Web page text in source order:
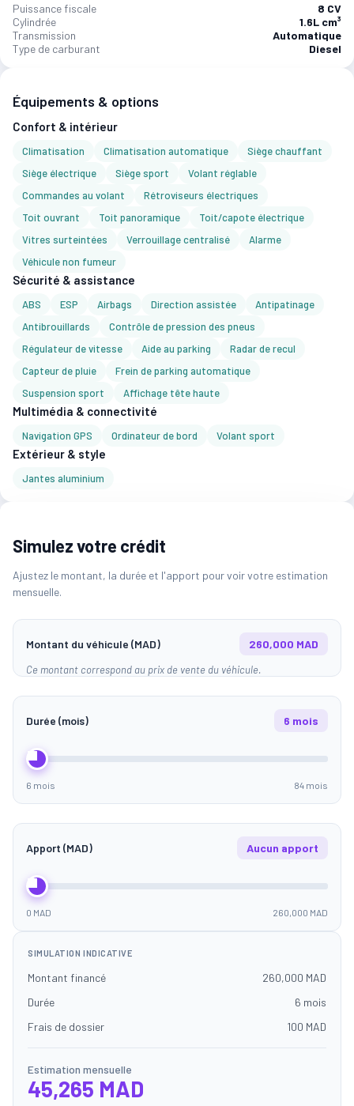
Puissance fiscale
8 CV
Cylindrée
1.6L cm³
Transmission
Automatique
Type de carburant
Diesel
Équipements & options
Confort & intérieur
Climatisation Climatisation automatique
Siège chauffant
Siège électrique
Siège sport
Volant réglable
Commandes au volant
Rétroviseurs électriques
Toit ouvrant
Toit panoramique
Toit/capote électrique
Vitres surteintées
Verrouillage centralisé
Alarme
Véhicule non fumeur
Sécurité & assistance
ABS ESP Airbags Direction assistée
Antipatinage
Antibrouillards
Contrôle de pression des pneus
Régulateur de vitesse
Aide au parking
Radar de recul
Capteur de pluie
Frein de parking automatique
Suspension sport
Affichage tête haute
Multimédia & connectivité
Navigation GPS Ordinateur de bord Volant sport
Extérieur & style
Jantes aluminium
Simulez votre crédit
Ajustez le montant, la durée et l'apport pour voir votre estimation
mensuelle.
Montant du véhicule (MAD) 260,000 MAD
Ce montant correspond au prix de vente du véhicule.
Durée (mois) 6 mois
6 mois 84 mois
Apport (MAD) Aucun apport
0 MAD 260,000 MAD
SIMULATION INDICATIVE
Montant financé
260,000 MAD
Durée
6 mois
Frais de dossier
100 MAD
Estimation mensuelle
45,265 MAD